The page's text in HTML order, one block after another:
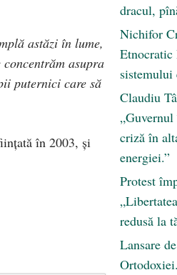
astăzi în lume,
asupra
puternici care să
în 2003, și
dracul,
Nichifor
Etnocratic
Claudiu
criză în
energiei.”
Protest
redusă la
Lansare